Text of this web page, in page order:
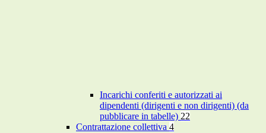
Incarichi conferiti e autorizzati ai
dipendenti (dirigenti e non dirigenti) (da
pubblicare in tabelle) 22
Contrattazione collettiva 4